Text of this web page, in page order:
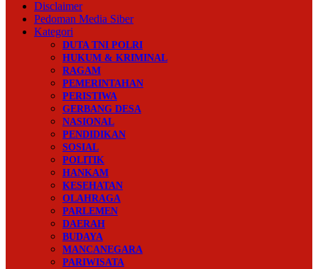
Disclaimer
Pedoman Media Siber
Kategori
DUTA TNI POLRI
HUKUM & KRIMINAL
RAGAM
PEMERINTAHAN
PERISTIWA
GERBANG DESA
NASIONAL
PENDIDIKAN
SOSIAL
POLITIK
HANKAM
KESEHATAN
OLAHRAGA
PARLEMEN
DAERAH
BUDAYA
MANCANEGARA
PARIWISATA